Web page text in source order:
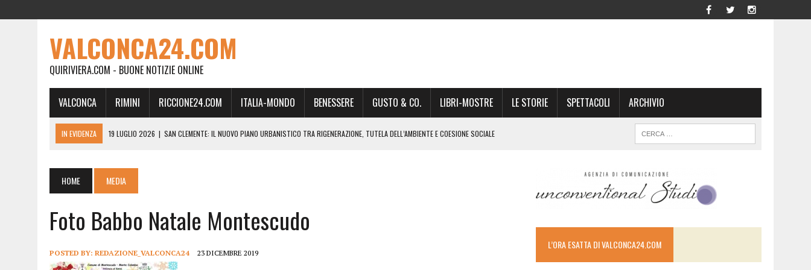
VALCONCA24.COM
QUIRIVIERA.COM - BUONE NOTIZIE ONLINE
VALCONCA RIMINI RICCIONE24.COM ITALIA-MONDO BENESSERE GUSTO & CO. LIBRI-MOSTRE LE STORIE SPETTACOLI ARCHIVIO
IN EVIDENZA 19 LUGLIO 2026 | SAN CLEMENTE: IL NUOVO PIANO URBANISTICO TRA RIGENERAZIONE, TUTELA DELL’AMBIENTE E COESIONE SOCIALE
19 FEBBRAIO 2026 | RIMINI, A IL GATTO SULL’ALBICOCCO ARRIVA ANDREA GIONCHETTI SOMMELIER DEL CALABRESE “QAFIZ”
28 GENNAIO 2026
DOVE LA CARNE DIVENTA MEMORIA: IL CORPO, L’ORIGINE, IL RITORNO. L’OPERA DI KIROLES BOSHRA È VITA VERA
18 DICEMBRE 2025
SAN CLEMENTE, AL VILLA ULTIMO ATTO DELLA PRIMA PARTE DI STAGIONE TEATRALE CON CLAUDIO MORICI SABATO 20
18 DICEMBRE 2025 | SAN CLEMENTE, SALA DEL CONSIGLIO INTITOLATA A GIACOMO MATTEOTTI: “VITTIMA DELLA FURIA FASCISTA”
HOME MEDIA
Foto Babbo Natale Montescudo
POSTED BY: REDAZIONE_VALCONCA24 23 DICEMBRE 2019
L’ORA ESATTA DI VALCONCA24.COM